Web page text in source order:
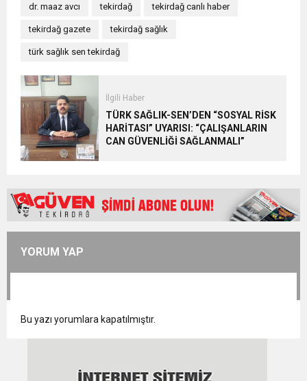
dr. maaz avcı tekirdağ tekirdağ canlı haber
tekirdağ gazete tekirdağ sağlık
türk sağlık sen tekirdağ
İlgili Haber
TÜRK SAĞLIK-SEN’DEN “SOSYAL RİSK
HARİTASI” UYARISI: “ÇALIŞANLARIN
CAN GÜVENLİĞİ SAĞLANMALI”
YORUM YAP
Bu yazı yorumlara kapatılmıştır.